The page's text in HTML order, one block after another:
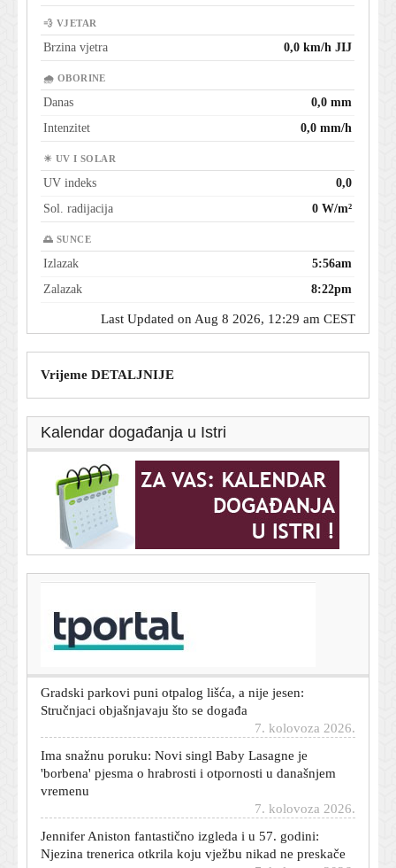
💨 VJETAR
Brzina vjetra 0,0 km/h JIJ
🌧 OBORINE
Danas
0,0 mm
Intenzitet
0,0 mm/h
☀ UV I SOLAR
UV indeks
0,0
Sol. radijacija
0 W/m²
🌅 SUNCE
Izlazak
5:56am
Zalazak
8:22pm
Last Updated on Aug 8 2026, 12:29 am CEST
Vrijeme DETALJNIJE
Kalendar događanja u Istri
T-portal.hr
Dnevni horoskop za 8. kolovoza 2026. - što vam
zvijezde danas donose
Gradski parkovi puni otpalog lišća, a nije jesen:
Stručnjaci objašnjavaju što se događa
Ima snažnu poruku: Novi singl Baby Lasagne je
'borbena' pjesma o hrabrosti i otpornosti u današnjem
vremenu
Jennifer Aniston fantastično izgleda i u 57. godini:
Njezina trenerica otkrila koju vježbu nikad ne preskače
7. kolovoza 2026.